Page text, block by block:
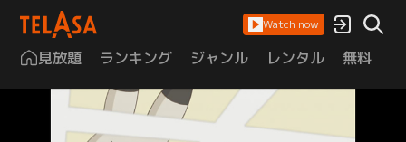
Watch now
見放題 ランキング ジャンル レンタル 無料